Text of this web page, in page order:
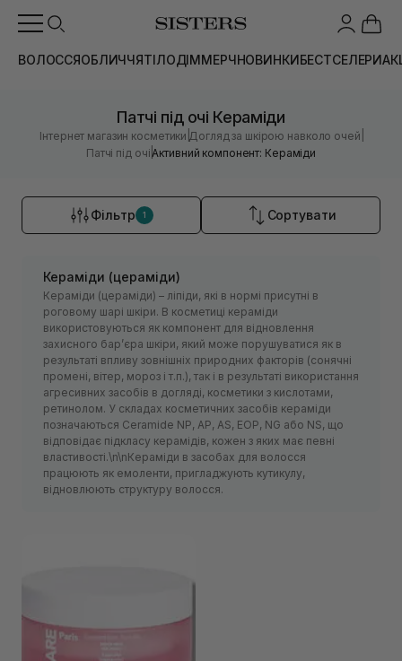
ВОЛОССЯОБЛИЧЧЯТІЛОДІММЕРЧНОВИНКИБЕСТСЕЛЕРИ
Патчі під очі Кераміди
Інтернет магазин косметики |Догляд за шкірою навколо очей
Патчі під очі |Активний компонент: Кераміди
Фільтр 1 Сортувати
Кераміди (цераміди)
Кераміди (цераміди) – ліпіди, які в нормі присутні в
роговому шарі шкіри. В косметиці кераміди
використовуються як компонент для відновлення
захисного барʼєра шкіри, який може порушуватися як в
результаті впливу зовнішніх природних факторів (сонячні
промені, вітер, мороз і т.п.), так і в результаті використання
агресивних засобів в догляді, косметики з кислотами,
ретинолом. У складах косметичних засобів кераміди
позначаються Ceramide NP, AP, AS, EOP, NG або NS, що
відповідає підкласу керамідів, кожен з яких має певні
властивості.\n\nКераміди в засобах для волосся
працюють як емоленти, пригладжують кутикулу,
відновлюють структуру волосся.